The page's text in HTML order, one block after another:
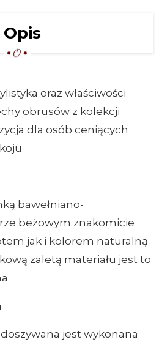
Opis
oraz właściwości
obrusów z kolekcji
dla osób ceniących
bawełniano-
beżowym znakomicie
jak i kolorem naturalną
zaletą materiału jest to
jest wykonana